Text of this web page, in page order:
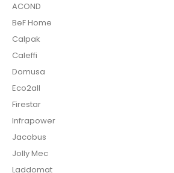
ACOND
BeF Home
Calpak
Caleffi
Domusa
Eco2all
Firestar
Infrapower
Jacobus
Jolly Mec
Laddomat